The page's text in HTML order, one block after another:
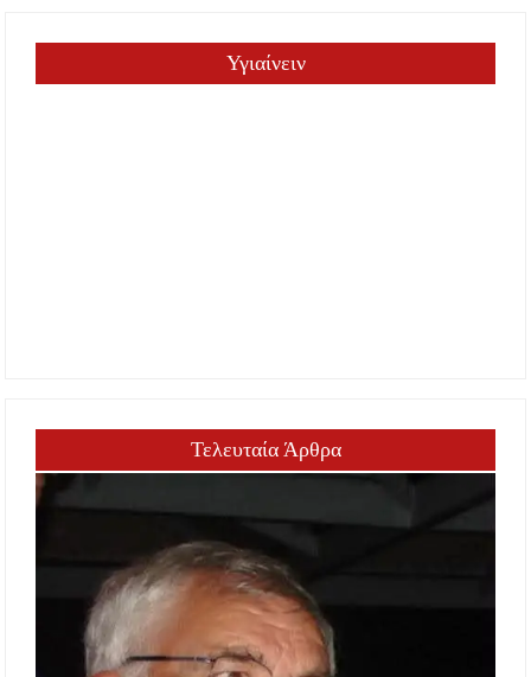
Υγιαίνειν
Τελευταία Άρθρα